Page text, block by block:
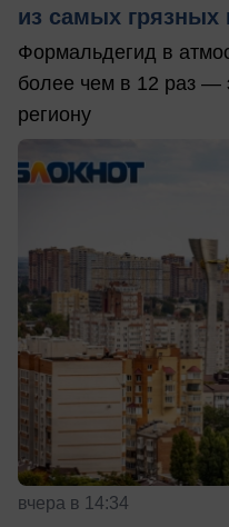
из самых грязных
Формальдегид в
более чем в 12 раз —
региону
вчера в 14:34